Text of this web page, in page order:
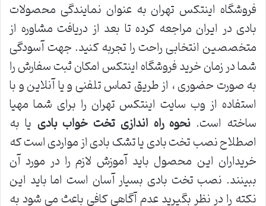
فروشگاه اینتکس تهران به عنوان نمایندگی محصولات
بادی در ایران مراجعه کرده تا بعد از دریافت مشاوره از
متخصصین انتخابی راحت را تجربه کنید. جهت آسودگی
شما در زمان خرید فروشگاه اینتکس امکان ثبت سفارش را
به صورت حضوری ، از طریق تماس تلفنی و یا آنلاین و با
استفاده از وب سایت اینتکس تهران را برای شما مهیا
ساخته است. نحوه راه اندازی تخت خواب بادی یا به
اصطلاح نصب تخت بادی یا تشک بادی از مواردی است که
خریداران این محصول باید آموزش لازم را در مورد آن
ببینند. نصب تخت بادی بسیار آسان است اما باید این
نکته را در نظر بگیرید عدم آگاهی کافی باعث می شود به